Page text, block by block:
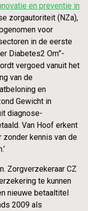
en preventie in
zorgautoriteit (NZa),
voor
in de eerste
Diabetes2 Om”-
vergoed vanuit het
van de
en
Gewicht in
diagnose-
Van Hoof erkent
zonder kennis van de
Zorgverzekeraar CZ
te kunnen
nieuwe betaaltitel
2009 als